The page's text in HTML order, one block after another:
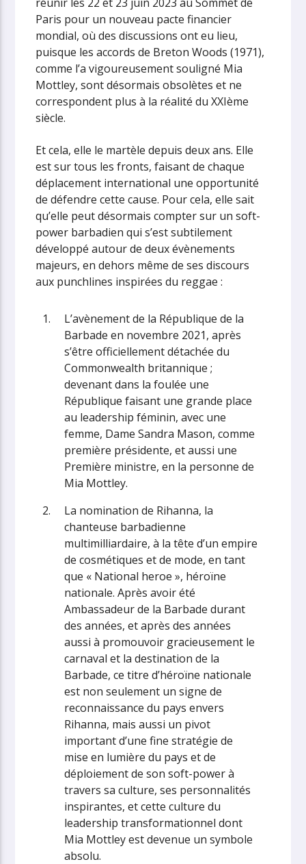
Paris pour un nouveau pacte financier
mondial, où des discussions ont eu lieu,
puisque les accords de Breton Woods (1971),
comme l’a vigoureusement souligné Mia
Mottley, sont désormais obsolètes et ne
correspondent plus à la réalité du XXIème
siècle.
Et cela, elle le martèle depuis deux ans. Elle
est sur tous les fronts, faisant de chaque
déplacement international une opportunité
de défendre cette cause. Pour cela, elle sait
qu’elle peut désormais compter sur un soft-
power barbadien qui s’est subtilement
développé autour de deux évènements
majeurs, en dehors même de ses discours
aux punchlines inspirées du reggae :
L’avènement de la République de la
Barbade en novembre 2021, après
s’être officiellement détachée du
Commonwealth britannique ;
devenant dans la foulée une
République faisant une grande place
au leadership féminin, avec une
femme, Dame Sandra Mason, comme
première présidente, et aussi une
Première ministre, en la personne de
Mia Mottley.
La nomination de Rihanna, la
chanteuse barbadienne
multimilliardaire, à la tête d’un empire
de cosmétiques et de mode, en tant
que « National heroe », héroïne
nationale. Après avoir été
Ambassadeur de la Barbade durant
des années, et après des années
aussi à promouvoir gracieusement le
carnaval et la destination de la
Barbade, ce titre d’héroïne nationale
est non seulement un signe de
reconnaissance du pays envers
Rihanna, mais aussi un pivot
important d’une fine stratégie de
mise en lumière du pays et de
déploiement de son soft-power à
travers sa culture, ses personnalités
inspirantes, et cette culture du
leadership transformationnel dont
Mia Mottley est devenue un symbole
absolu.